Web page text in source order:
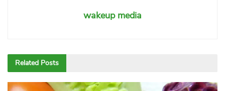
wakeup media
Related Posts